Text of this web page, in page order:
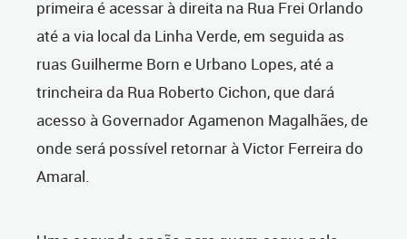
primeira é acessar à direita na Rua Frei Orlando
até a via local da Linha Verde, em seguida as
ruas Guilherme Born e Urbano Lopes, até a
trincheira da Rua Roberto Cichon, que dará
acesso à Governador Agamenon Magalhães, de
onde será possível retornar à Victor Ferreira do
Amaral.